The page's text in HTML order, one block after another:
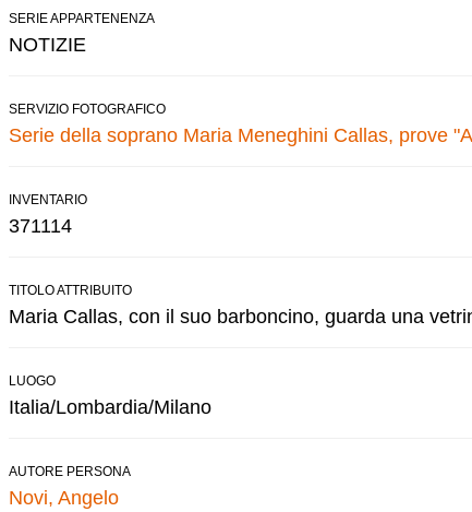
SERIE APPARTENENZA
NOTIZIE
SERVIZIO FOTOGRAFICO
Serie della soprano Maria Meneghini Callas, prove
INVENTARIO
371114
TITOLO ATTRIBUITO
Maria Callas, con il suo barboncino, guarda una
LUOGO
Italia/Lombardia/Milano
AUTORE PERSONA
Novi, Angelo